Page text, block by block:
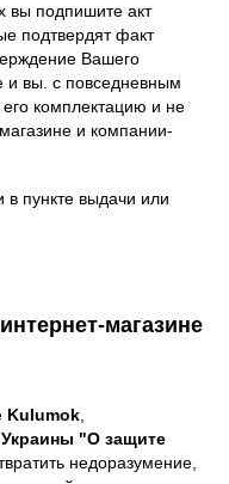
вы подпишите акт
подтвердят факт
Вашего
и вы. с повседневным
комплектацию и не
и компании-
пункте выдачи или
магазине
Kulumok,
Украины "О защите
недоразумение,